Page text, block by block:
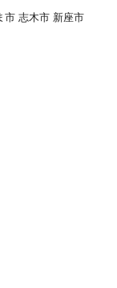
市 志木市 新座市